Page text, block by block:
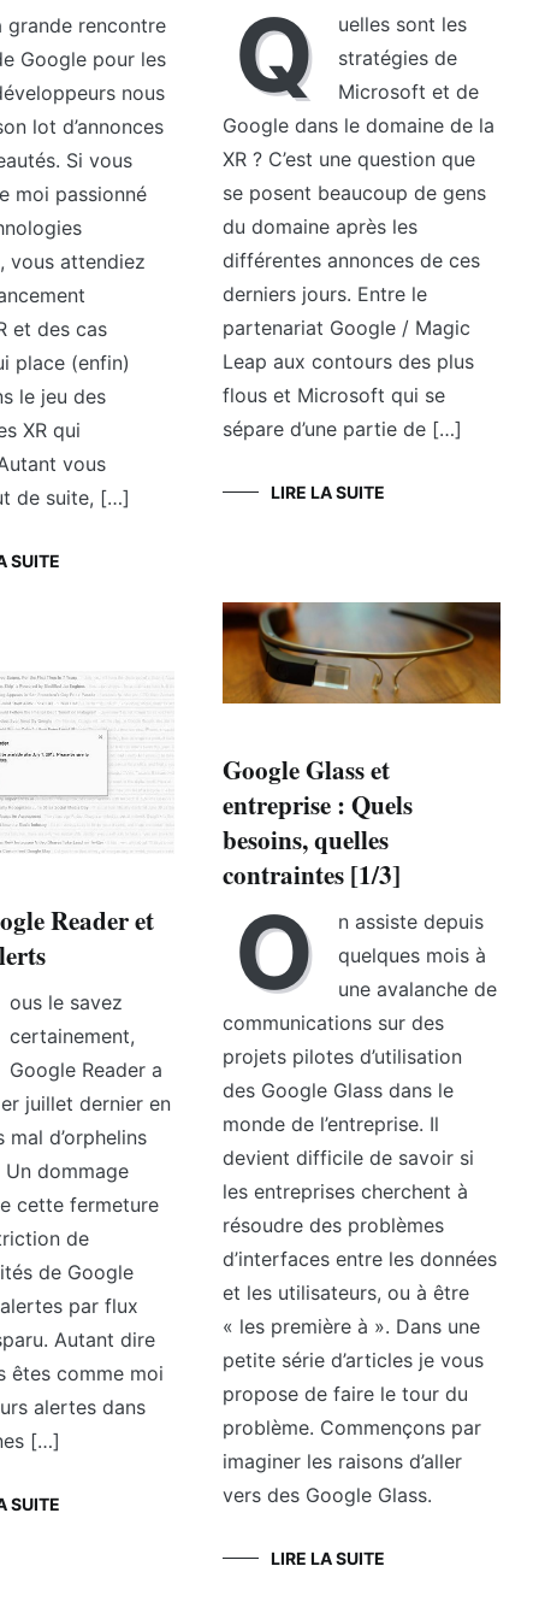
grande rencontre
Google pour les
nous
lot d’annonces
Si vous
moi passionné
vous attendiez
et des cas
place (enfin)
le jeu des
XR qui
vous
de suite, […]
SUITE
Q
uelles sont les
stratégies de
Microsoft et de
Google dans le domaine de la
XR ? C’est une question que
se posent beaucoup de gens
du domaine après les
différentes annonces de ces
derniers jours. Entre le
partenariat Google / Magic
Leap aux contours des plus
flous et Microsoft qui se
sépare d’une partie de […]
LIRE LA SUITE
Google Glass et
entreprise : Quels
besoins, quelles
contraintes [1/3]
O
n assiste depuis
quelques mois à
une avalanche de
communications sur des
projets pilotes d’utilisation
des Google Glass dans le
monde de l’entreprise. Il
devient difficile de savoir si
les entreprises cherchent à
résoudre des problèmes
d’interfaces entre les données
et les utilisateurs, ou à être
« les première à ». Dans une
petite série d’articles je vous
propose de faire le tour du
problème. Commençons par
imaginer les raisons d’aller
vers des Google Glass.
LIRE LA SUITE
Reader et
ous le savez
certainement,
Google Reader a
juillet dernier en
mal d’orphelins
dommage
cette fermeture
de
de Google
par flux
Autant dire
êtes comme moi
alertes dans
[…]
SUITE